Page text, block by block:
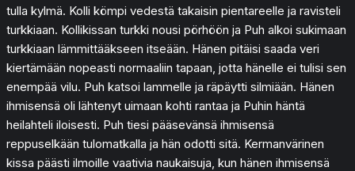
tulla kylmä. Kolli kömpi vedestä takaisin pientareelle ja ravisteli
turkkiaan. Kollikissan turkki nousi pörhöön ja Puh alkoi sukimaan
turkkiaan lämmittääkseen itseään. Hänen pitäisi saada veri
kiertämään nopeasti normaaliin tapaan, jotta hänelle ei tulisi sen
enempää vilu. Puh katsoi lammelle ja räpäytti silmiään. Hänen
ihmisensä oli lähtenyt uimaan kohti rantaa ja Puhin häntä
heilahteli iloisesti. Puh tiesi pääsevänsä ihmisensä
reppuselkään tulomatkalla ja hän odotti sitä. Kermanvärinen
kissa päästi ilmoille vaativia naukaisuja, kun hänen ihmisensä